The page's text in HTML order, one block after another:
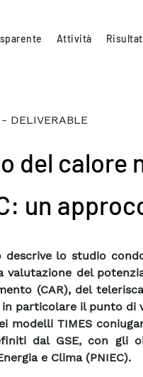
Attività
DELIVERABLE
del calore
un
descrive lo studio
valutazione del
(CAR), del
particolare il punto di
modelli TIMES
dal GSE, con gli
e Clima (PNIEC).